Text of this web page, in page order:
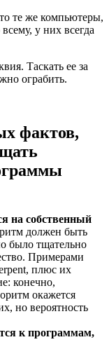
те же компьютеры,
у них всегда
Таскать ее за
ограбить.
фактов,
на собственный
должен быть
было тщательно
Примерами
плюс их
конечно,
окажется
но вероятность
к программам,